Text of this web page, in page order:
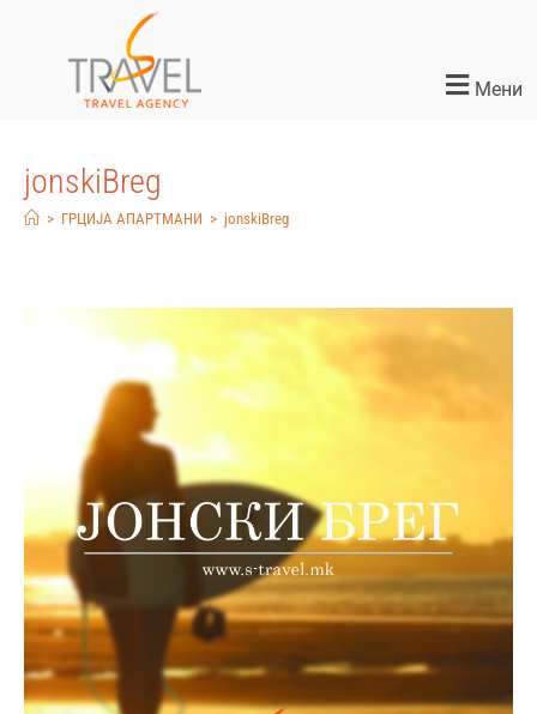
Мени
jonskiBreg
> ГРЦИЈА АПАРТМАНИ > jonskiBreg